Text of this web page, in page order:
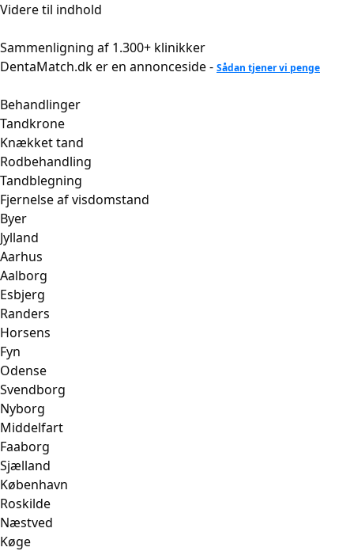
Videre til indhold
Sammenligning af 1.300+ klinikker
DentaMatch.dk er en annonceside - Sådan tjener vi penge
Behandlinger
Tandkrone
Knækket tand
Rodbehandling
Tandblegning
Fjernelse af visdomstand
Byer
Jylland
Aarhus
Aalborg
Esbjerg
Randers
Horsens
Fyn
Odense
Svendborg
Nyborg
Middelfart
Faaborg
Sjælland
København
Roskilde
Næstved
Køge